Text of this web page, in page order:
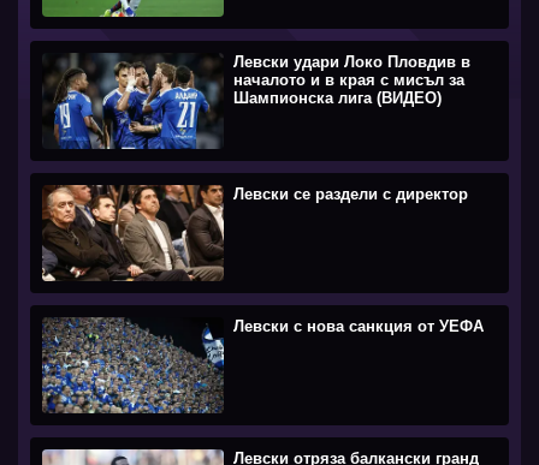
Левски удари Локо Пловдив в
началото и в края с мисъл за
Шампионска лига (ВИДЕО)
Левски се раздели с директор
Левски с нова санкция от УЕФА
Левски отряза балкански гранд